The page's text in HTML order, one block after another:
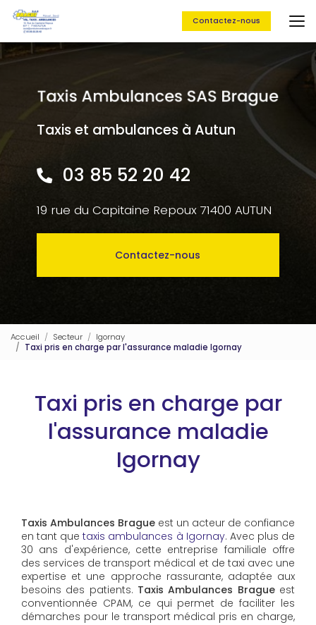
Aller
au
contenu
principal
Contactez-nous
Taxis et ambulances à Autun
03 85 52 20 42
19 rue du Capitaine Repoux 71400 AUTUN
Contactez-nous
Accueil Secteur
Igornay
Taxi pris en charge par l'assurance maladie Igornay
Taxi pris en charge par
l'assurance maladie
Igornay
Taxis Ambulances Brague est un acteur de confiance
en tant quetaxis ambulances à Igornay. Avec plus de
30 ans d'expérience, cette entreprise familiale offre
des services de transport médical et de taxi avec une
expertise et une approche rassurante, adaptée aux
besoins des patients. Taxis Ambulances Bragueest
conventionnée CPAM, ce qui permet de faciliter les
démarches pour le transport médical pris en charge,